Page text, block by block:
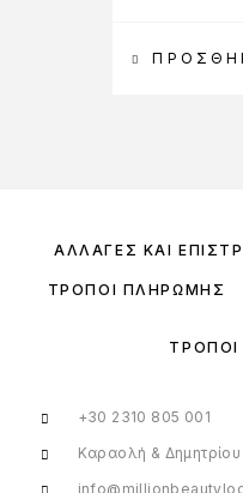
ΑΛΛΑΓΈΣ ΚΑΙ
ΤΡΌΠΟΙ ΠΛΗΡΩΜΉΣ
ΤΡΌΠΟΙ
+30 2310 805 001
Καραολή &